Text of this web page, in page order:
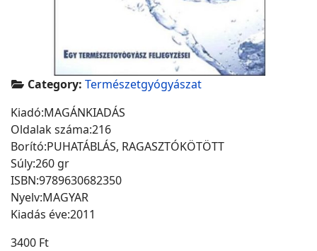
Category: Természetgyógyászat
Kiadó:MAGÁNKIADÁS
Oldalak száma:216
Borító:PUHATÁBLÁS, RAGASZTÓKÖTÖTT
Súly:260 gr
ISBN:9789630682350
Nyelv:MAGYAR
Kiadás éve:2011
3400 Ft